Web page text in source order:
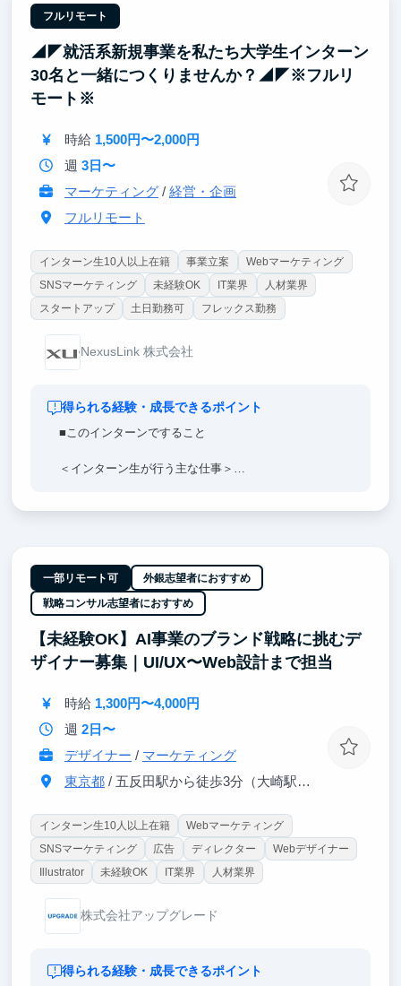
フルリモート
◢◤就活系新規事業を私たち大学生インターン
30名と一緒につくりませんか？◢◤※フルリ
モート※
時給 1,500円〜2,000円
週 3日〜
マーケティング/ 経営・企画
フルリモート
インターン生10人以上在籍 事業立案
Webマーケティング
SNSマーケティング
未経験OK IT業界
人材業界
スタートアップ
土日勤務可 フレックス勤務
NexusLink 株式会社
得られる経験・成長できるポイント
■このインターンですること
＜インターン生が行う主な仕事＞
面談にて紹介しております♪
■参画のメリット
・実利売上計上のガクチカ作成ができる
・インターン等完全未経験OK（ほとんど皆さん未経
験です）
・大手企業がスポンサーとして応援してくれています
・約10名の同世代の学生がチームでサポートしあいま
す
一部リモート可 外銀志望者におすすめ
戦略コンサル志望者におすすめ
【未経験OK】AI事業のブランド戦略に挑むデ
ザイナー募集｜UI/UX〜Web設計まで担当
時給 1,300円〜4,000円
週 2日〜
デザイナー / マーケティング
東京都/ 五反田駅から徒歩3分（大崎駅から徒歩8分）
インターン生10人以上在籍
Webマーケティング
SNSマーケティング
広告 ディレクター
Webデザイナー
Illustrator
未経験OK IT業界 人材業界
株式会社アップグレード
得られる経験・成長できるポイント